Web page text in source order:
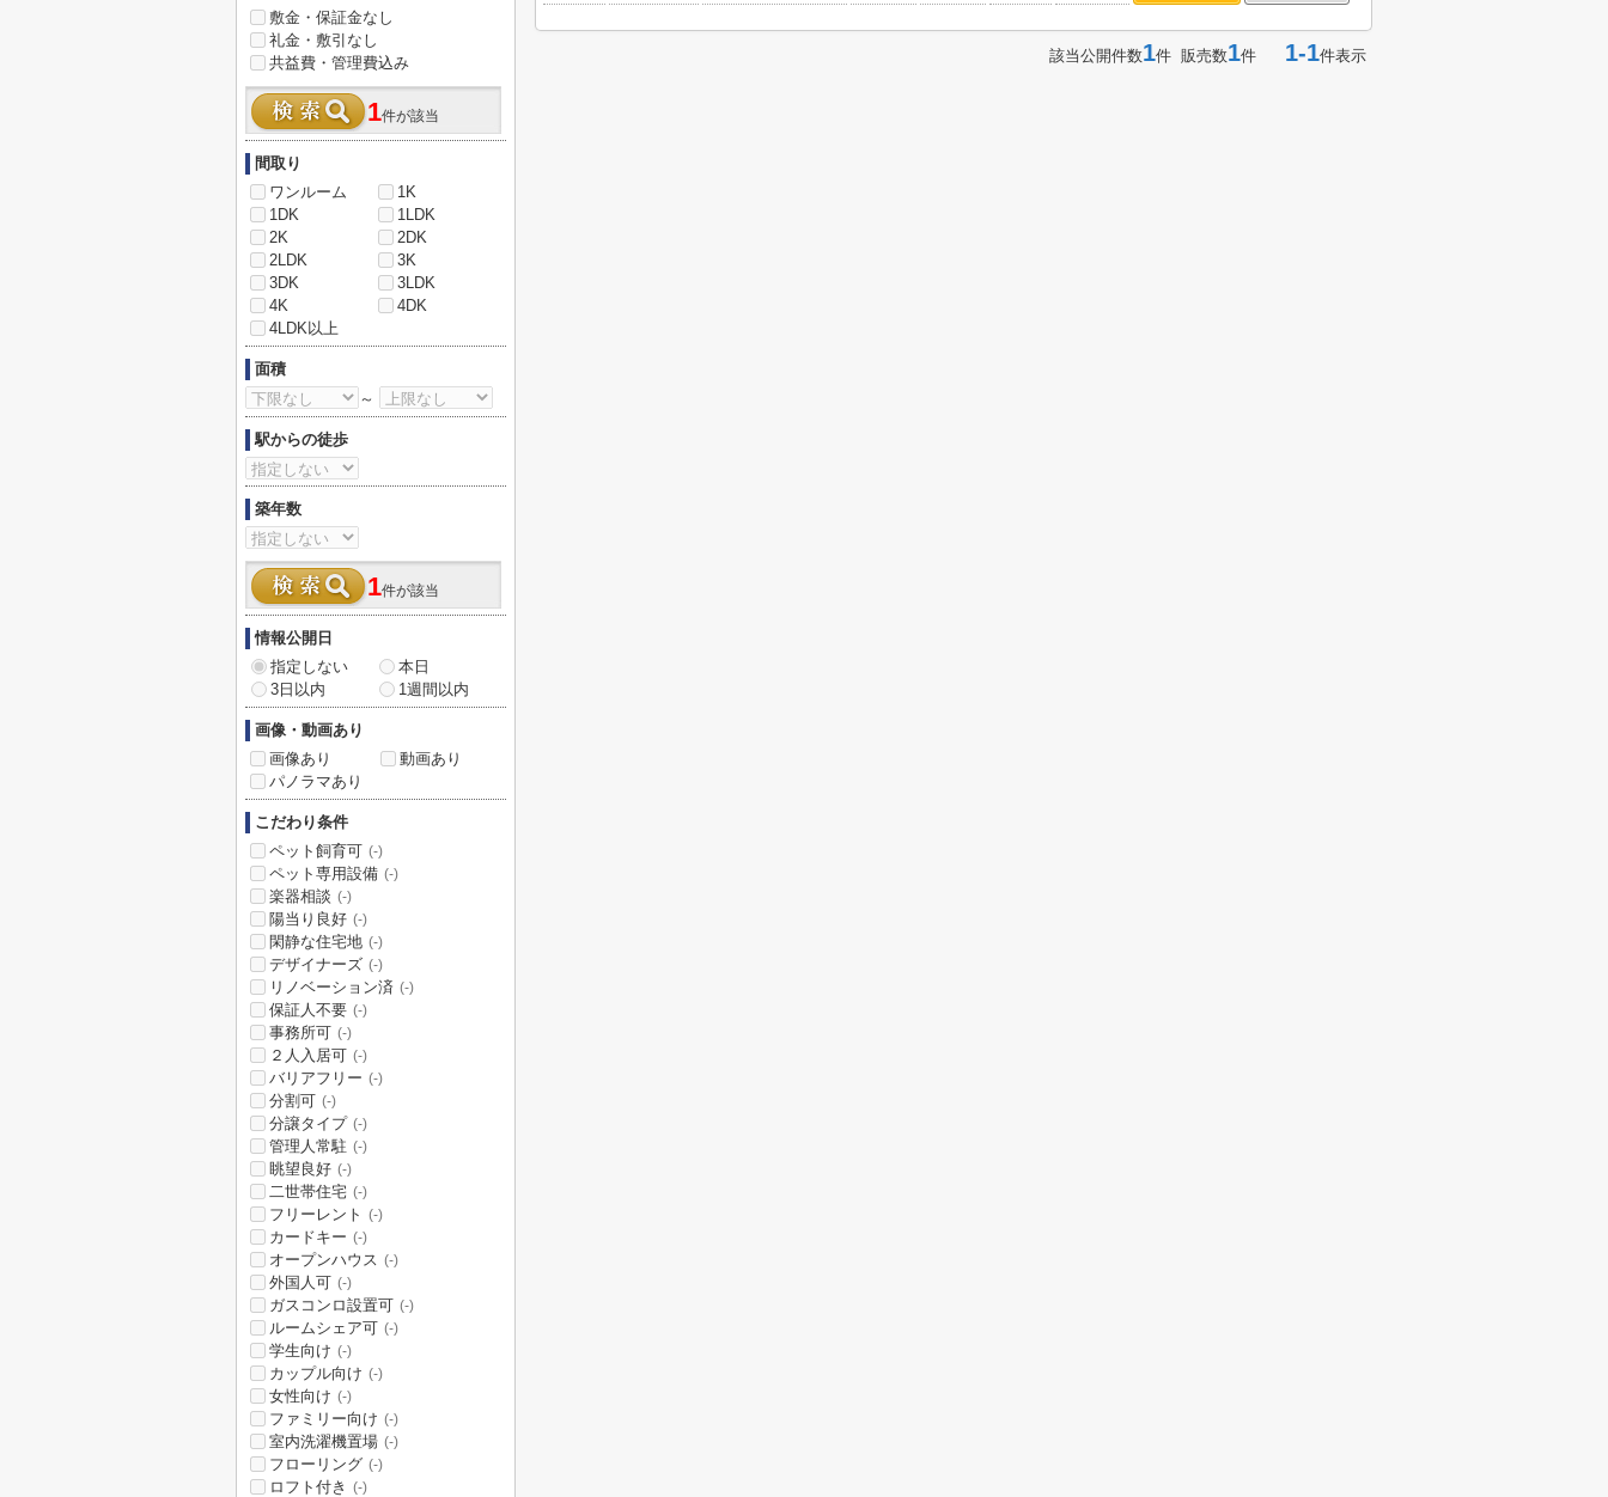
該当公開件数1件 販売数1件 1-1件表示
敷金・保証金なし
礼金・敷引なし
共益費・管理費込み
1件が該当
間取り
ワンルーム
1K
1DK
1LDK
2K
2DK
2LDK
3K
3DK
3LDK
4K
4DK
4LDK以上
面積
～
駅からの徒歩
築年数
1件が該当
情報公開日
指定しない
本日
3日以内
1週間以内
画像・動画あり
画像あり
動画あり
パノラマあり
こだわり条件
ペット飼育可 (-)
ペット専用設備 (-)
楽器相談 (-)
陽当り良好 (-)
閑静な住宅地 (-)
デザイナーズ (-)
リノベーション済 (-)
保証人不要 (-)
事務所可 (-)
２人入居可 (-)
バリアフリー (-)
分割可 (-)
分譲タイプ (-)
管理人常駐 (-)
眺望良好 (-)
二世帯住宅 (-)
フリーレント (-)
カードキー (-)
オープンハウス (-)
外国人可 (-)
ガスコンロ設置可 (-)
ルームシェア可 (-)
学生向け (-)
カップル向け (-)
女性向け (-)
ファミリー向け (-)
室内洗濯機置場 (-)
フローリング (-)
ロフト付き (-)